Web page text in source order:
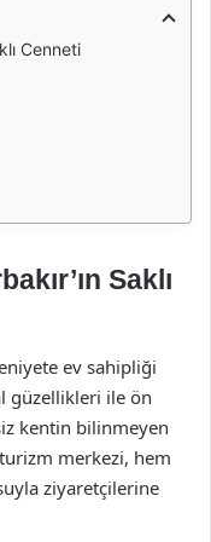
Cenneti
Saklı
ev sahipliği
güzellikleri ile ön
kentin bilinmeyen
merkezi, hem
ziyaretçilerine